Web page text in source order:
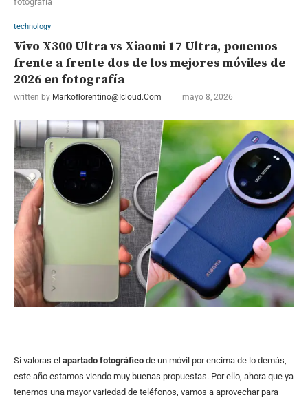
technology
Vivo X300 Ultra vs Xiaomi 17 Ultra, ponemos
frente a frente dos de los mejores móviles de
2026 en fotografía
written by Markoflorentino@icloud.com mayo 8, 2026
Si valoras el apartado fotográfico de un móvil por encima de lo demás,
este año estamos viendo muy buenas propuestas. Por ello, ahora que ya
tenemos una mayor variedad de teléfonos, vamos a aprovechar para